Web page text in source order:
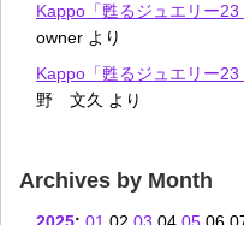
Kappo「甦るジュエリー
owner より
Kappo「甦るジュエリー
野 文久 より
Archives by Month